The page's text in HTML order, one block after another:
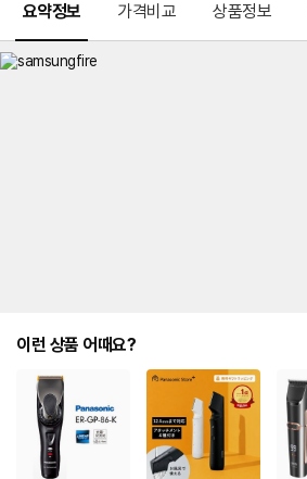
요약정보 가격비교 상품정보
이런 상품 어때요?